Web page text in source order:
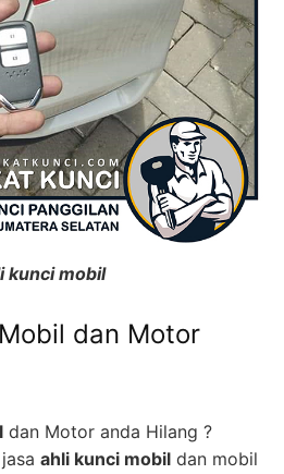
kunci mobil
dan Motor
dan Motor anda Hilang ?
ahli kunci mobil dan mobil